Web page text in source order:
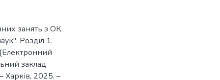
занять з ОК
Розділ 1.
[Електронний
заклад
Харків, 2025. –